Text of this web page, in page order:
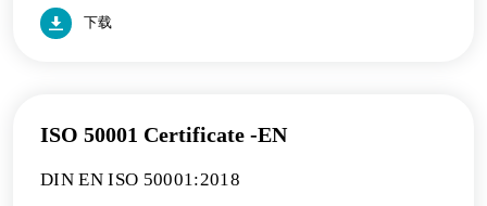
下载
ISO 50001 Certificate -EN
DIN EN ISO 50001:2018